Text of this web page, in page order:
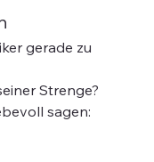
gerade zu
Strenge?
sagen: